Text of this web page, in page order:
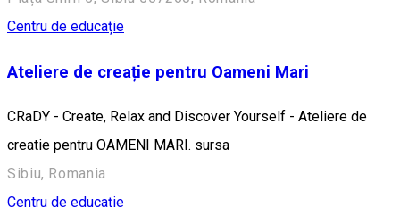
Centru de educație
Ateliere de creație pentru Oameni Mari
CRaDY - Create, Relax and Discover Yourself - Ateliere de
creatie pentru OAMENI MARI. sursa
Sibiu, Romania
Centru de educație